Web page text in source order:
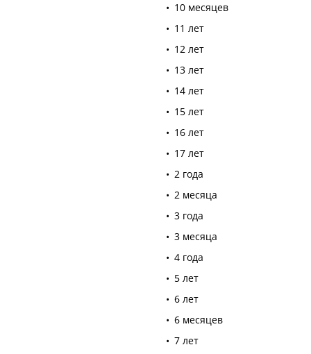
10 месяцев
11 лет
12 лет
13 лет
14 лет
15 лет
16 лет
17 лет
2 года
2 месяца
3 года
3 месяца
4 года
5 лет
6 лет
6 месяцев
7 лет